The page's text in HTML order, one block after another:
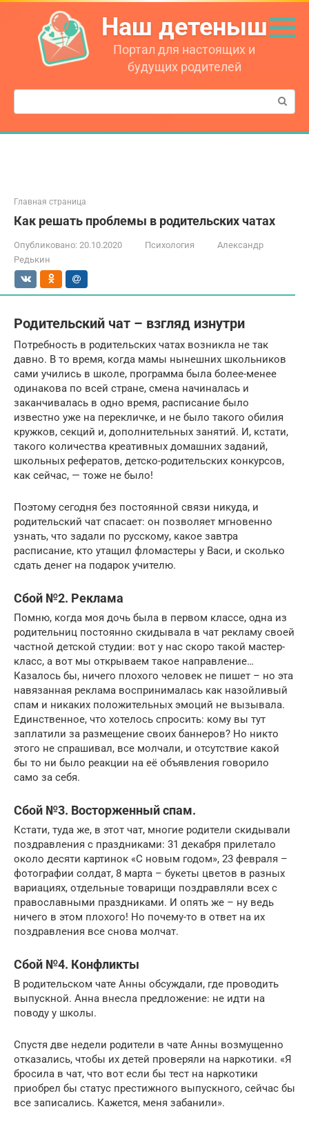
Перейти
контенту
Наш детеныш
Портал для настоящих и
будущих родителей
Поиск:
Главная страница
Как решать проблемы в родительских чатах
Опубликовано: 20.10.2020 Психология
Александр
Редькин
Родительский чат – взгляд изнутри
Потребность в родительских чатах возникла не так
давно. В то время, когда мамы нынешних школьников
сами учились в школе, программа была более-менее
одинакова по всей стране, смена начиналась и
заканчивалась в одно время, расписание было
известно уже на перекличке, и не было такого обилия
кружков, секций и, дополнительных занятий. И, кстати,
такого количества креативных домашних заданий,
школьных рефератов, детско-родительских конкурсов,
как сейчас, — тоже не было!
Поэтому сегодня без постоянной связи никуда, и
родительский чат спасает: он позволяет мгновенно
узнать, что задали по русскому, какое завтра
расписание, кто утащил фломастеры у Васи, и сколько
сдать денег на подарок учителю.
Сбой №2. Реклама
Помню, когда моя дочь была в первом классе, одна из
родительниц постоянно скидывала в чат рекламу своей
частной детской студии: вот у нас скоро такой мастер-
класс, а вот мы открываем такое направление…
Казалось бы, ничего плохого человек не пишет – но эта
навязанная реклама воспринималась как назойливый
спам и никаких положительных эмоций не вызывала.
Единственное, что хотелось спросить: кому вы тут
заплатили за размещение своих баннеров? Но никто
этого не спрашивал, все молчали, и отсутствие какой
бы то ни было реакции на её объявления говорило
само за себя.
Сбой №3. Восторженный спам.
Кстати, туда же, в этот чат, многие родители скидывали
поздравления с праздниками: 31 декабря прилетало
около десяти картинок «С новым годом», 23 февраля –
фотографии солдат, 8 марта – букеты цветов в разных
вариациях, отдельные товарищи поздравляли всех с
православными праздниками. И опять же – ну ведь
ничего в этом плохого! Но почему-то в ответ на их
поздравления все снова молчат.
Сбой №4. Конфликты
В родительском чате Анны обсуждали, где проводить
выпускной. Анна внесла предложение: не идти на
поводу у школы.
Спустя две недели родители в чате Анны возмущенно
отказались, чтобы их детей проверяли на наркотики. «Я
бросила в чат, что вот если бы тест на наркотики
приобрел бы статус престижного выпускного, сейчас бы
все записались. Кажется, меня забанили».